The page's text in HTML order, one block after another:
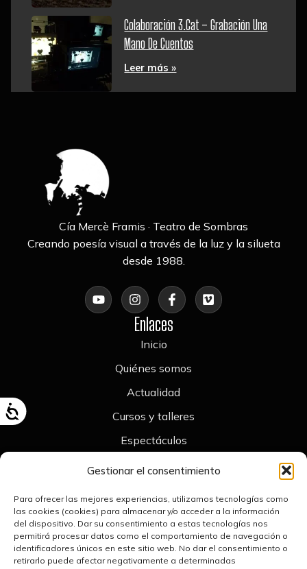
Gestionar el consentimiento
Para ofrecer las mejores experiencias, utilizamos tecnologías como
las cookies (cookies) para almacenar y/o acceder a la información
del dispositivo. Dar su consentimiento a estas tecnologías nos
permitirá procesar datos como el comportamiento de navegación o
identificadores únicos en este sitio web. No dar el consentimiento o
retirarlo puede afectar negativamente a determinadas
Colaboración 3.cat – Grabación Una
Mano De Cuentos
Leer más »
Cía Mercè Framis · Teatro de Sombras
Creando poesía visual a través de la luz y la silueta
desde 1988.
Enlaces
Inicio
Quiénes somos
Actualidad
Cursos y talleres
Espectáculos
Contacto
Aviso legal
Política de cookies
Declaración de accesibilidad